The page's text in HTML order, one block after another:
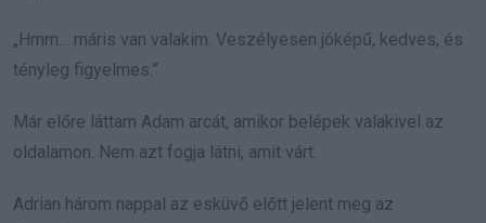
„Hmm… máris van valakim. Veszélyesen jóképű, kedves, és
tényleg figyelmes.”
Már előre láttam Adam arcát, amikor belépek valakivel az
oldalamon. Nem azt fogja látni, amit várt.
Adrian három nappal az esküvő előtt jelent meg az